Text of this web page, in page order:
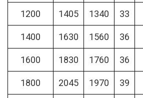
1200 1405 1340 33
1400 1630 1560 36
1600 1830 1760 36
1800 2045 1970 39